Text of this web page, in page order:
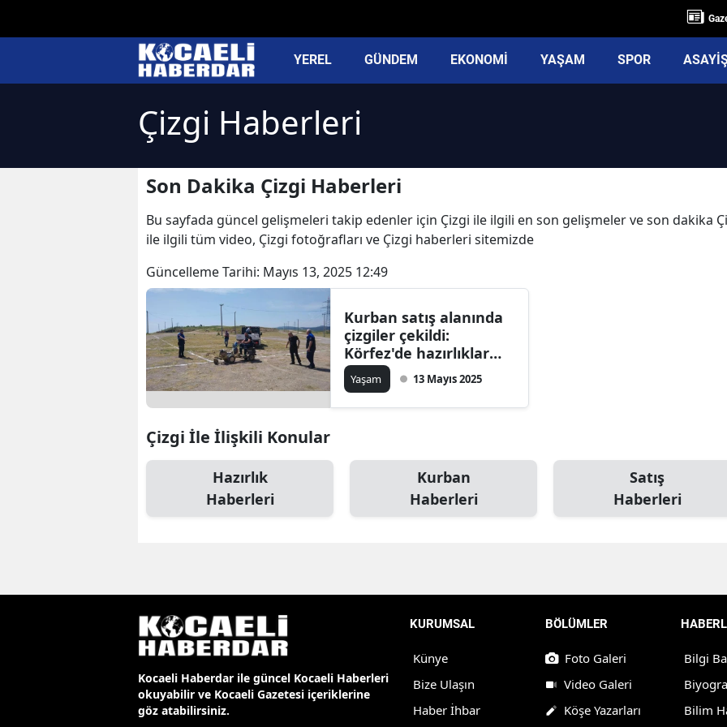
YEREL GÜNDEM EKONOMİ YAŞAM SPOR
Çizgi Haberleri
Son Dakika Çizgi Haberleri
Bu sayfada güncel gelişmeleri takip edenler için Çizgi ile ilgili en son gelişmeler ve son dakika
ile ilgili tüm video, Çizgi fotoğrafları ve Çizgi haberleri sitemizde
Güncelleme Tarihi: Mayıs 13, 2025 12:49
Kurban satış alanında
çizgiler çekildi:
Körfez'de hazırlıklar
başladı
Yaşam 13 Mayıs 2025
Çizgi İle İlişkili Konular
Hazırlık
Haberleri
Kurban
Haberleri
Satış
Haberleri
Kocaeli Haberdar ile güncel Kocaeli Haberleri
okuyabilir ve Kocaeli Gazetesi içeriklerine
göz atabilirsiniz.
KURUMSAL
Künye
Bize Ulaşın
Haber İhbar
BÖLÜMLER
Foto Galeri
Video Galeri
Köşe Yazarları
Bilgi
Bilim